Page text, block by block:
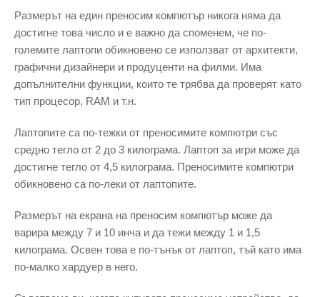
Размерът на един преносим компютър никога няма да
достигне това число и е важно да споменем, че по-
големите лаптопи обикновено се използват от архитекти,
графични дизайнери и продуценти на филми. Има
допълнителни функции, които те трябва да проверят като
тип процесор, RAM и т.н.
Лаптопите са по-тежки от преносимите компютри със
средно тегло от 2 до 3 килограма. Лаптоп за игри може да
достигне тегло от 4,5 килограма. Преносимите компютри
обикновено са по-леки от лаптопите.
Размерът на екрана на преносим компютър може да
варира между 7 и 10 инча и да тежи между 1 и 1,5
килограма. Освен това е по-тънък от лаптоп, тъй като има
по-малко хардуер в него.